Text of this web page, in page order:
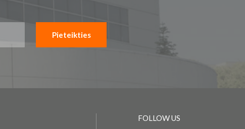
Pieteikties
FOLLOW US